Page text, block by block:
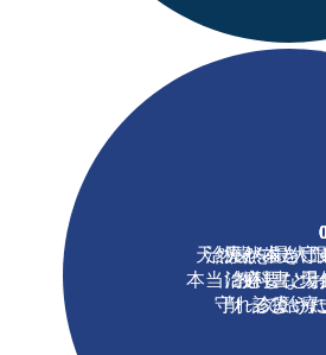
天然歯を最大
本当に必要な場
削って治療
治療が本当に
治療し、天
守れるよう
天然歯を守
教科書ど
診療い